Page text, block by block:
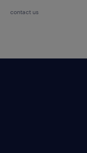
contact us